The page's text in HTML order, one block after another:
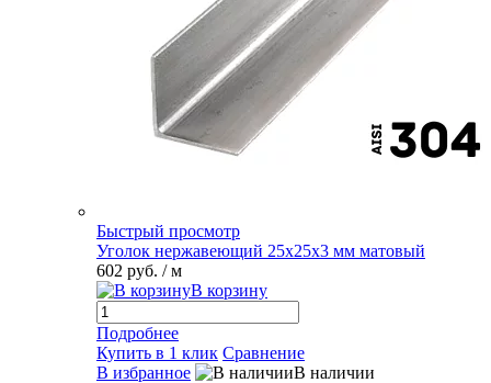
Быстрый просмотр
Уголок нержавеющий 25х25х3 мм матовый
602 руб. / м
В корзину
Подробнее
Купить в 1 клик Сравнение
В избранное
В наличии